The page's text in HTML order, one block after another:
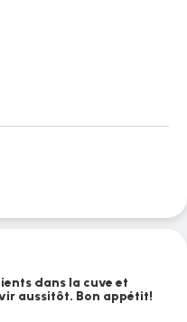
dans la cuve et
aussitôt. Bon appétit!